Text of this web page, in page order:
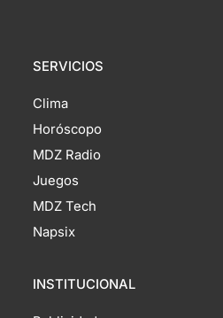
SERVICIOS
Clima
Horóscopo
MDZ Radio
Juegos
MDZ Tech
Napsix
INSTITUCIONAL